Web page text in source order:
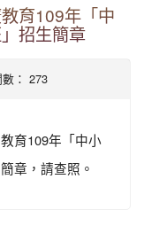
育109年「中
招生簡章
： 273
育109年「中小
章，請查照。